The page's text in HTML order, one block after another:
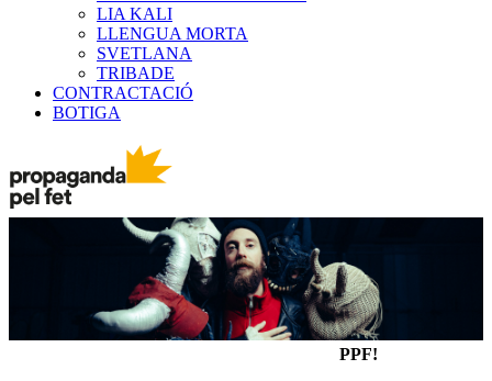
LIA KALI
LLENGUA MORTA
SVETLANA
TRIBADE
CONTRACTACIÓ
BOTIGA
PPF!